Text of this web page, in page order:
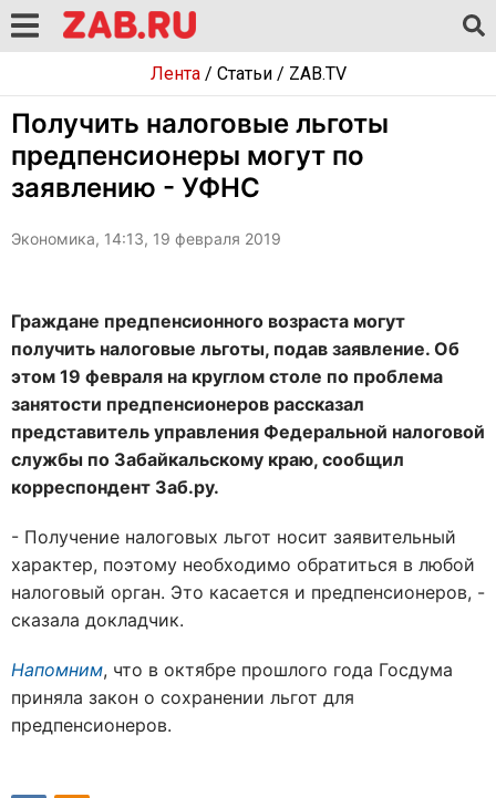
Лента/ Статьи/ ZAB.TV
Получить налоговые льготы
предпенсионеры могут по
заявлению - УФНС
Экономика, 14:13, 19 февраля 2019
Граждане предпенсионного возраста могут
получить налоговые льготы, подав заявление. Об
этом 19 февраля на круглом столе по проблема
занятости предпенсионеров рассказал
представитель управления Федеральной налоговой
службы по Забайкальскому краю, сообщил
корреспондент Заб.ру.
- Получение налоговых льгот носит заявительный
характер, поэтому необходимо обратиться в любой
налоговый орган. Это касается и предпенсионеров, -
сказала докладчик.
Напомним, что в октябре прошлого года Госдума
приняла закон о сохранении льгот для
предпенсионеров.